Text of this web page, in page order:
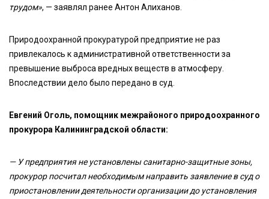
трудом», — заявлял ранее Антон Алиханов.
Природоохранной прокуратурой предприятие не раз
привлекалось к административной ответственности за
превышение выброса вредных веществ в атмосферу.
Впоследствии дело было передано в суд.
Евгений Оголь, помощник межрайоного природоохранного
прокурора Калининградской области:
— У предприятия не установлены санитарно-защитные зоны,
прокурор посчитал необходимым направить заявление в суд о
приостановлении деятельности организации до установления